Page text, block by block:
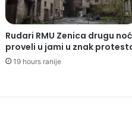
Rudari RMU Zenica drugu noć
proveli u jami u znak
19 hours ranije